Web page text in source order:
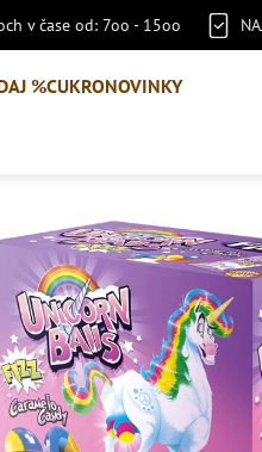
v čase od: 7oo - 15oo
%CUKRONOVINKY